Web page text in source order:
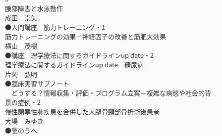
腰部障害と水泳動作
成田 崇矢
●入門講座 筋力トレーニング・1
筋力トレーニングの効果－神経因子の改善と筋肥大効果
横山 茂樹
●講座 理学療法に関するガイドラインup date・2
理学療法に関するガイドラインup date－糖尿病
片岡 弘明
●臨床実習サブノート
どうする？情報収集・評価・プログラム立案－複雑な病態や社会的背
景の症例・2
慢性閉塞性肺疾患を合併した大腿骨頸部骨折術後患者
大場 みゆき
●甃のうへ